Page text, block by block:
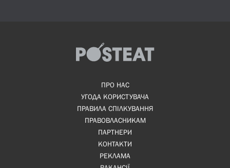
ПРО НАС
УГОДА КОРИСТУВАЧА
ПРАВИЛА СПІЛКУВАННЯ
ПРАВОВЛАСНИКАМ
ПАРТНЕРИ
КОНТАКТИ
РЕКЛАМА